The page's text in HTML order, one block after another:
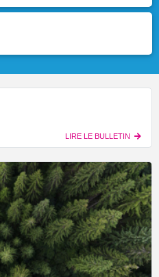
LIRE LE BULLETIN